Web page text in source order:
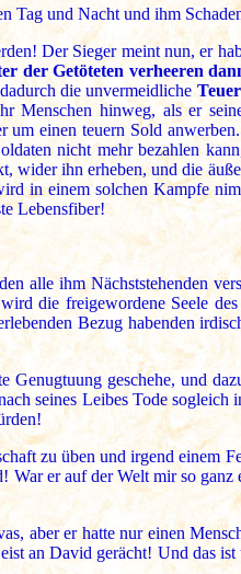
Tag und Nacht und ihm
Der Sieger meint nun, er
der Getöteten verheeren
die unvermeidliche
Menschen hinweg, als er
einen teuern Sold
nicht mehr bezahlen
ihn erheben, und die
in einem solchen Kampfe
Lebensfiber!
alle ihm Nächststehenden
die freigewordene Seele
Bezug habenden
geschehe, und
seines Leibes Tode
zu üben und irgend einem
er auf der Welt mir so
aber er hatte nur einen
an David gerächt! Und das